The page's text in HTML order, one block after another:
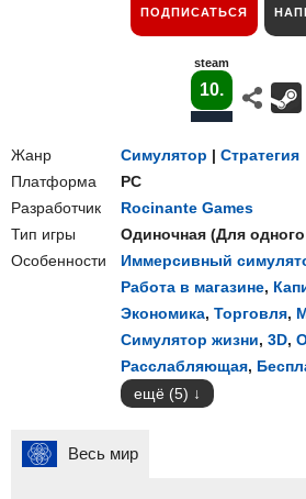
ПОДПИСАТЬСЯ
steam
10.
Жанр Симулятор | Стратегия
Платформа
PC
Разработчик
Rocinante Games
Тип игры
Одиночная (Для
Особенности
Иммерсивный
Работа в магазине,
Экономика, Торговля,
Симулятор жизни, 3D,
Расслабляющая,
ещё (5)
Весь мир